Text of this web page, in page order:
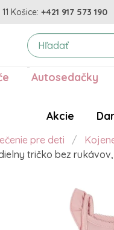
Košice: +421 917 573 190
Autosedačky
Akcie
pre deti
tričko bez